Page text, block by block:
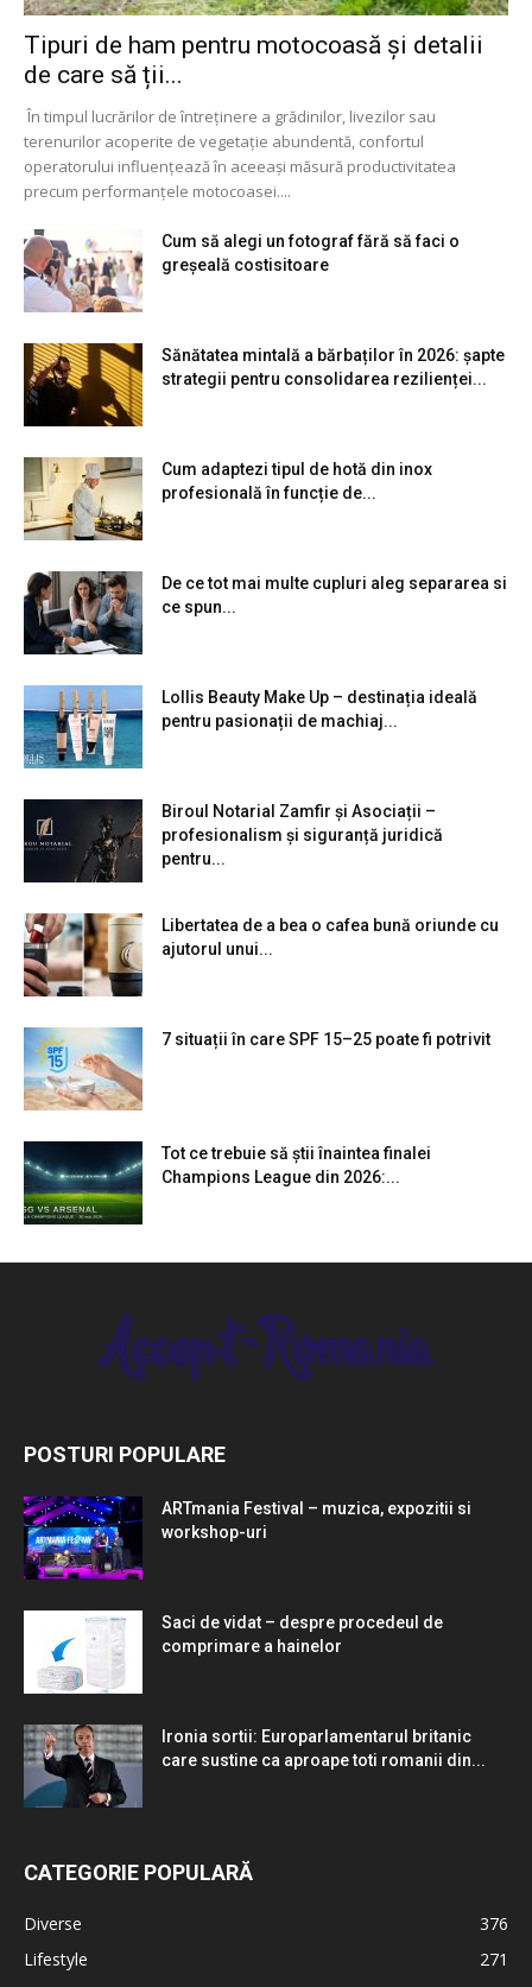
Tipuri de ham pentru motocoasă și detalii
de care să ții...
În timpul lucrărilor de întreținere a grădinilor, livezilor sau
terenurilor acoperite de vegetație abundentă, confortul
operatorului influențează în aceeași măsură productivitatea
precum performanțele motocoasei....
Cum să alegi un fotograf fără să faci o
greșeală costisitoare
Sănătatea mintală a bărbaților în 2026: șapte
strategii pentru consolidarea rezilienței...
Cum adaptezi tipul de hotă din inox
profesională în funcție de...
De ce tot mai multe cupluri aleg separarea si
ce spun...
Lollis Beauty Make Up – destinația ideală
pentru pasionații de machiaj...
Biroul Notarial Zamfir și Asociații –
profesionalism și siguranță juridică
pentru...
Libertatea de a bea o cafea bună oriunde cu
ajutorul unui...
7 situații în care SPF 15–25 poate fi potrivit
Tot ce trebuie să știi înaintea finalei
Champions League din 2026:...
POSTURI POPULARE
ARTmania Festival – muzica, expozitii si
workshop-uri
Saci de vidat – despre procedeul de
comprimare a hainelor
Ironia sortii: Europarlamentarul britanic
care sustine ca aproape toti romanii din...
CATEGORIE POPULARĂ
Diverse
376
Lifestyle
271